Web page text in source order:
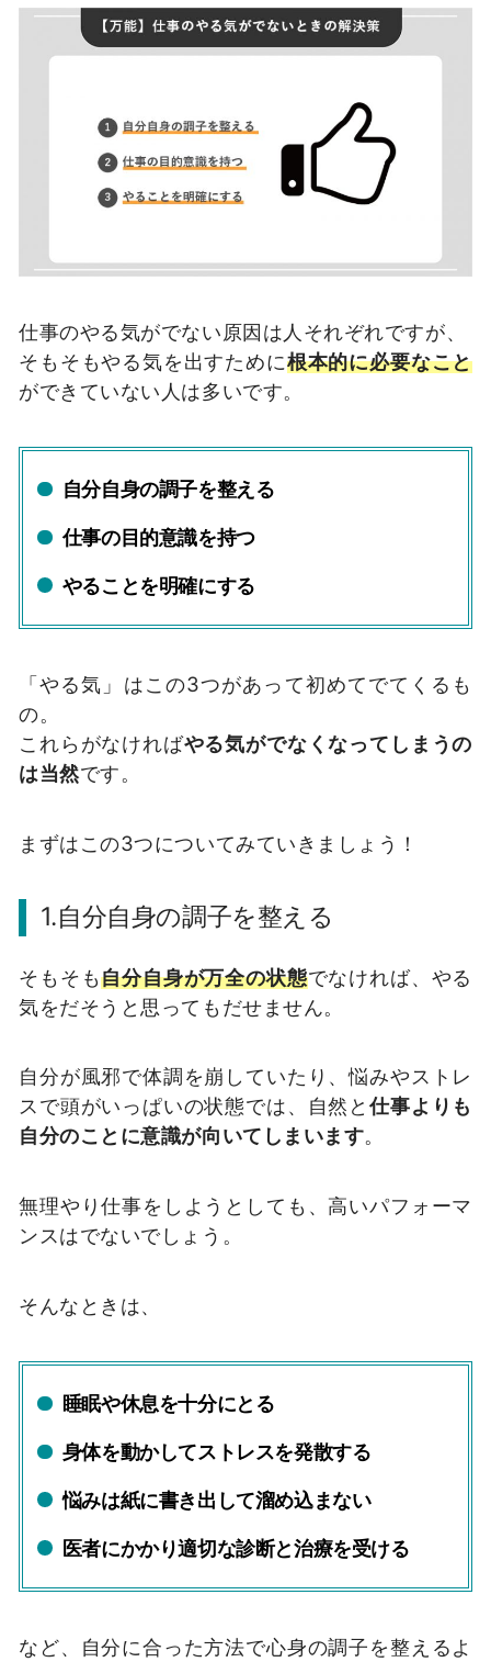
仕事のやる気がでない原因は人それぞれですが、
そもそもやる気を出すために根本的に必要なこと
ができていない人は多いです。
自分自身の調子を整える
仕事の目的意識を持つ
やることを明確にする
「やる気」はこの3つがあって初めてでてくるも
の。
これらがなければやる気がでなくなってしまうの
は当然です。
まずはこの3つについてみていきましょう！
1.自分自身の調子を整える
そもそも自分自身が万全の状態でなければ、やる
気をだそうと思ってもだせません。
自分が風邪で体調を崩していたり、悩みやストレ
スで頭がいっぱいの状態では、自然と仕事よりも
自分のことに意識が向いてしまいます。
無理やり仕事をしようとしても、高いパフォーマ
ンスはでないでしょう。
そんなときは、
睡眠や休息を十分にとる
身体を動かしてストレスを発散する
悩みは紙に書き出して溜め込まない
医者にかかり適切な診断と治療を受ける
など、自分に合った方法で心身の調子を整えるよ